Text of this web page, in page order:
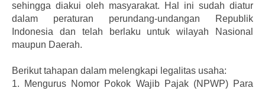
sehingga diakui oleh masyarakat. Hal ini sudah diatur
dalam peraturan perundang-undangan Republik
Indonesia dan telah berlaku untuk wilayah Nasional
maupun Daerah.
Berikut tahapan dalam melengkapi legalitas usaha:
1.
Mengurus Nomor Pokok Wajib Pajak (NPWP) Para